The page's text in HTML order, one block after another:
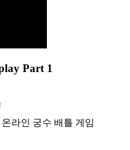
Part 1
온라인 궁수 배틀 게임